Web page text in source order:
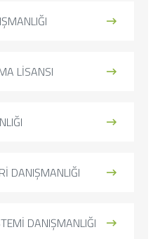
LİSANSI
DANIŞMANLIĞI
DANIŞMANLIĞI